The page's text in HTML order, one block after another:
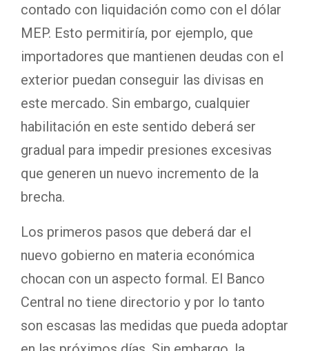
contado con liquidación como con el dólar
MEP. Esto permitiría, por ejemplo, que
importadores que mantienen deudas con el
exterior puedan conseguir las divisas en
este mercado. Sin embargo, cualquier
habilitación en este sentido deberá ser
gradual para impedir presiones excesivas
que generen un nuevo incremento de la
brecha.
Los primeros pasos que deberá dar el
nuevo gobierno en materia económica
chocan con un aspecto formal. El Banco
Central no tiene directorio y por lo tanto
son escasas las medidas que pueda adoptar